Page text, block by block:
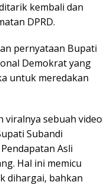
kembali dan
DPRD.
pernyataan Bupati
Demokrat yang
untuk meredakan
viralnya sebuah video
Subandi
Asli
Hal ini memicu
dihargai, bahkan